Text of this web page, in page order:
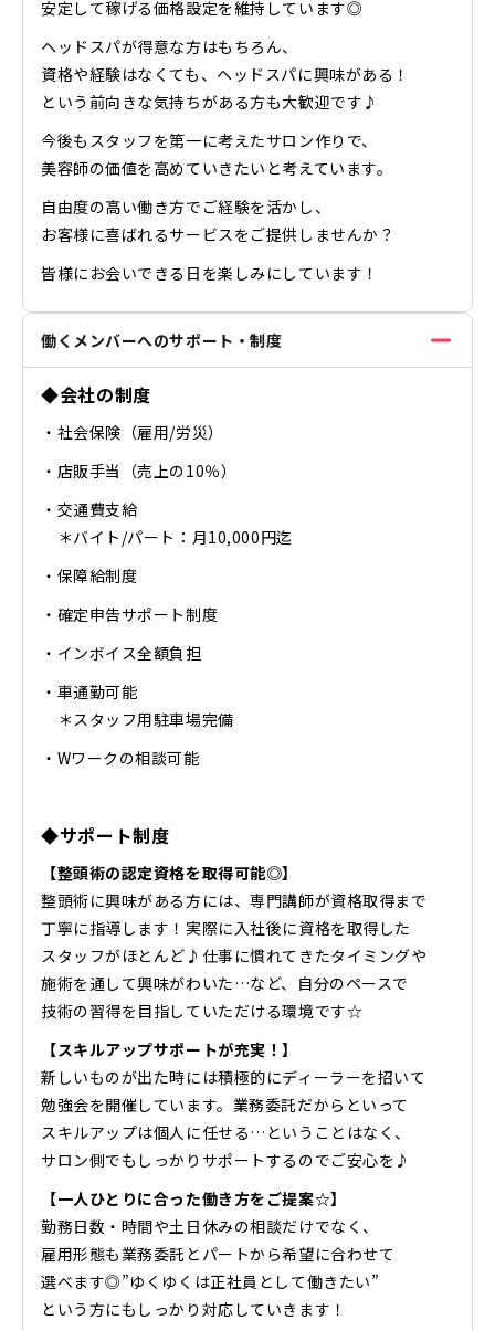
安定して稼げる価格設定を維持しています◎
ヘッドスパが得意な方はもちろん、
資格や経験はなくても、ヘッドスパに興味がある！
という前向きな気持ちがある方も大歓迎です♪
今後もスタッフを第一に考えたサロン作りで、
美容師の価値を高めていきたいと考えています。
自由度の高い働き方でご経験を活かし、
お客様に喜ばれるサービスをご提供しませんか？
皆様にお会いできる日を楽しみにしています！
働くメンバーへのサポート・制度
◆会社の制度
・社会保険（雇用/労災）
・店販手当（売上の10％）
・交通費支給
＊バイト/パート：月10,000円迄
・保障給制度
・確定申告サポート制度
・インボイス全額負担
・車通勤可能
＊スタッフ用駐車場完備
・Wワークの相談可能
◆サポート制度
【整頭術の認定資格を取得可能◎】
整頭術に興味がある方には、専門講師が資格取得まで
丁寧に指導します！実際に入社後に資格を取得した
スタッフがほとんど♪仕事に慣れてきたタイミングや
施術を通して興味がわいた…など、自分のペースで
技術の習得を目指していただける環境です☆
【スキルアップサポートが充実！】
新しいものが出た時には積極的にディーラーを招いて
勉強会を開催しています。業務委託だからといって
スキルアップは個人に任せる…ということはなく、
サロン側でもしっかりサポートするのでご安心を♪
【一人ひとりに合った働き方をご提案☆】
勤務日数・時間や土日休みの相談だけでなく、
雇用形態も業務委託とパートから希望に合わせて
選べます◎”ゆくゆくは正社員として働きたい”
という方にもしっかり対応していきます！